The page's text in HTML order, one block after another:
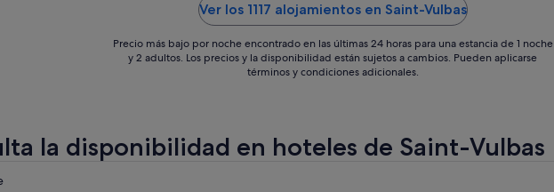
there ..."
Ver los 1117 alojamientos en Saint-Vulbas
Precio más bajo por noche encontrado en las últimas 24 horas para una estancia de 1 noche
y 2 adultos. Los precios y la disponibilidad están sujetos a cambios. Pueden aplicarse
términos y condiciones adicionales.
la disponibilidad en hoteles de Saint-Vulbas